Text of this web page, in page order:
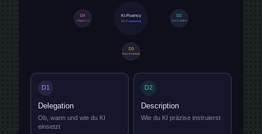
KI-Fluency
4D Framework
D2
Description
D3
Discernment
D4
Diligence
D1
Delegation
Ob, wann und wie du KI
einsetzt
D2
Description
Wie du KI präzise instruierst